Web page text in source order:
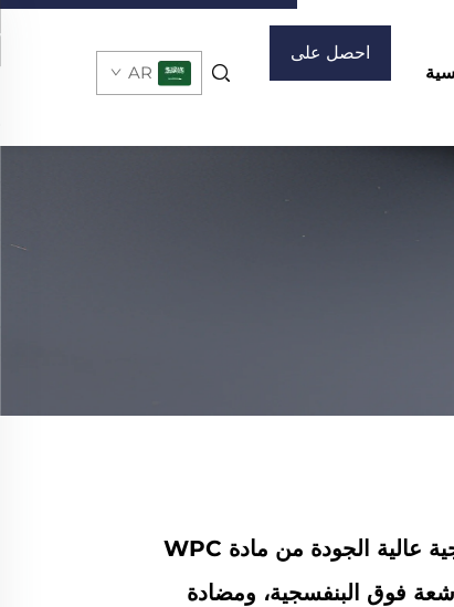
احصل على
AR
ألواح أرضيات خارجية عالية الجودة من مادة WPC
فوق البنفسجية، ومضادة